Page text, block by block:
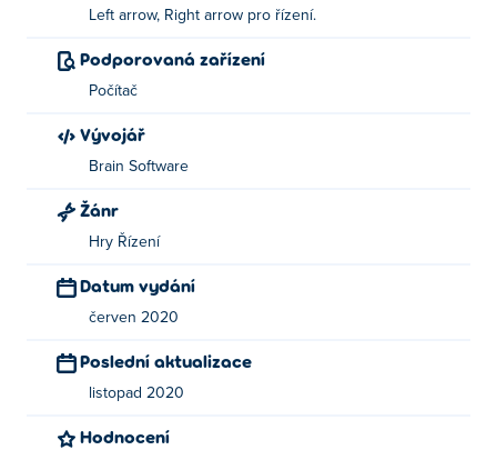
Left arrow, Right arrow pro řízení.
Podporovaná zařízení
Počítač
Vývojář
Brain Software
Žánr
Hry Řízení
Datum vydání
červen 2020
Poslední aktualizace
listopad 2020
Hodnocení